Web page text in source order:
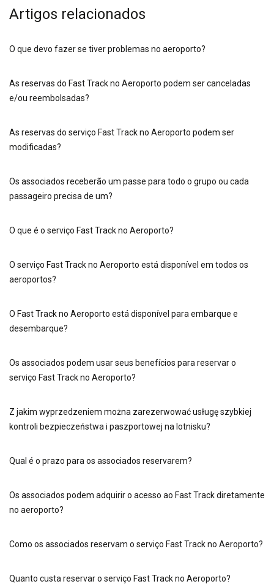
Artigos relacionados
O que devo fazer se tiver problemas no aeroporto?
As reservas do Fast Track no Aeroporto podem ser canceladas
e/ou reembolsadas?
As reservas do serviço Fast Track no Aeroporto podem ser
modificadas?
Os associados receberão um passe para todo o grupo ou cada
passageiro precisa de um?
O que é o serviço Fast Track no Aeroporto?
O serviço Fast Track no Aeroporto está disponível em todos os
aeroportos?
O Fast Track no Aeroporto está disponível para embarque e
desembarque?
Os associados podem usar seus benefícios para reservar o
serviço Fast Track no Aeroporto?
Z jakim wyprzedzeniem można zarezerwować usługę szybkiej
kontroli bezpieczeństwa i paszportowej na lotnisku?
Qual é o prazo para os associados reservarem?
Os associados podem adquirir o acesso ao Fast Track diretamente
no aeroporto?
Como os associados reservam o serviço Fast Track no Aeroporto?
Quanto custa reservar o serviço Fast Track no Aeroporto?